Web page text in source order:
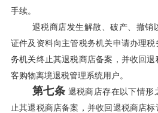
手续。
退税商店发生解散、破产、撤销
证件及资料向主管税务机关申请办理
务机关终止其退税商店备案，并收回
客购物离境退税管理系统用户。
第七条 退税商店存在以下情形
止其退税商店备案，并收回退税商店